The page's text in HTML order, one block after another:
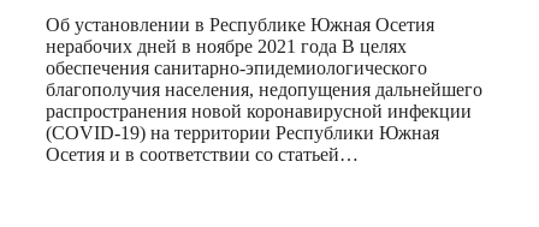
Об установлении в Республике Южная Осетия
нерабочих дней в ноябре 2021 года В целях
обеспечения санитарно-эпидемиологического
благополучия населения, недопущения дальнейшего
распространения новой коронавирусной инфекции
(COVID-19) на территории Республики Южная
Осетия и в соответствии со статьей…